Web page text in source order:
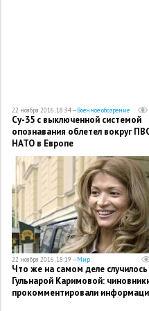
22 ноября 2016, 18:34 —Военное обозрение
Су-35 с выключенной системой
опознавания облетел вокруг
НАТО в Европе
22 ноября 2016, 18:19 —Мир
Что же на самом деле случилось
Гульнарой Каримовой:
прокомментировали